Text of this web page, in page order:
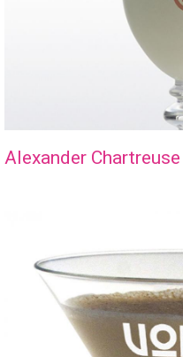
Alexander Chartreuse